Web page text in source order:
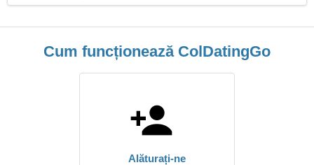
Cum funcționează ColDatingGo
Alăturați-ne